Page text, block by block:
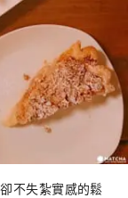
不失紮實感的鬆